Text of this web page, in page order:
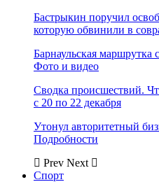
Бастрыкин поручил
которую обвинили в
Барнаульская маршрутка
Фото и видео
Сводка происшествий.
с 20 по 22 декабря
Утонул авторитетный
Подробности
Prev Next
Спорт